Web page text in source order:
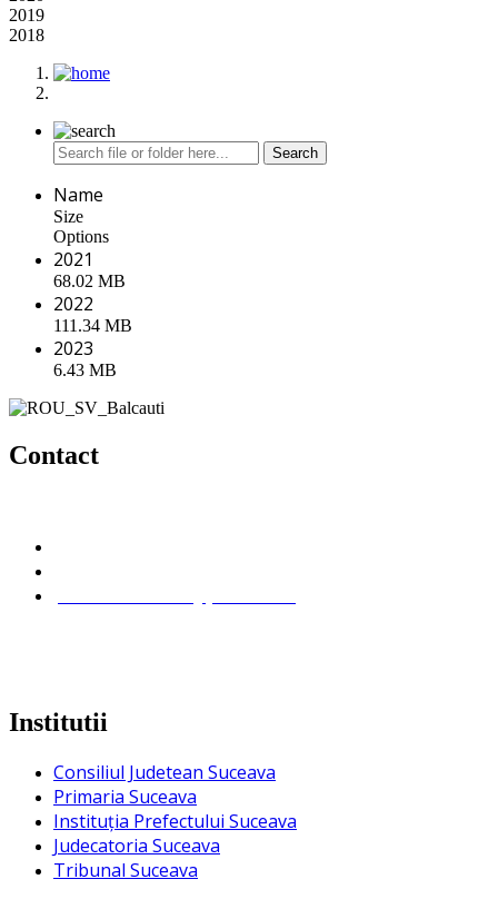
2019
2018
Name
Size
Options
2021
68.02 MB
2022
111.34 MB
2023
6.43 MB
Contact
Institutii
Consiliul Judetean Suceava
Primaria Suceava
Instituţia Prefectului Suceava
Judecatoria Suceava
Tribunal Suceava